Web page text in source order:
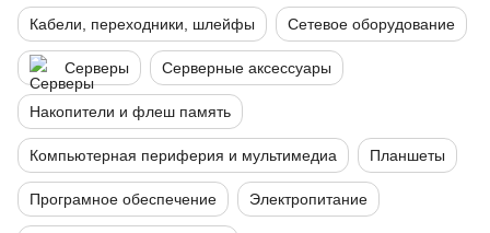
Кабели, переходники, шлейфы Сетевое оборудование
Серверы Серверные аксессуары
Накопители и флеш память
Компьютерная периферия и мультимедиа Планшеты
Програмное обеспечение Электропитание